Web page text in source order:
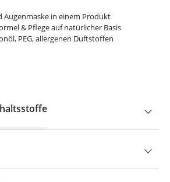
Augenmaske in einem Produkt
& Pflege auf natürlicher Basis
PEG, allergenen Duftstoffen